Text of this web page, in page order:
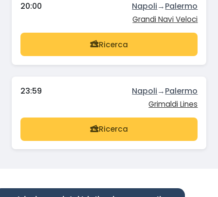
20:00 Napoli→Palermo
Grandi Navi Veloci
Ricerca
23:59 Napoli→Palermo
Grimaldi Lines
Ricerca